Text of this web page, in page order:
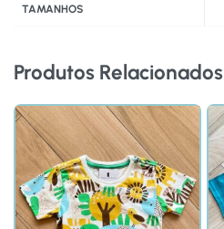
TAMANHOS
Produtos Relacionados